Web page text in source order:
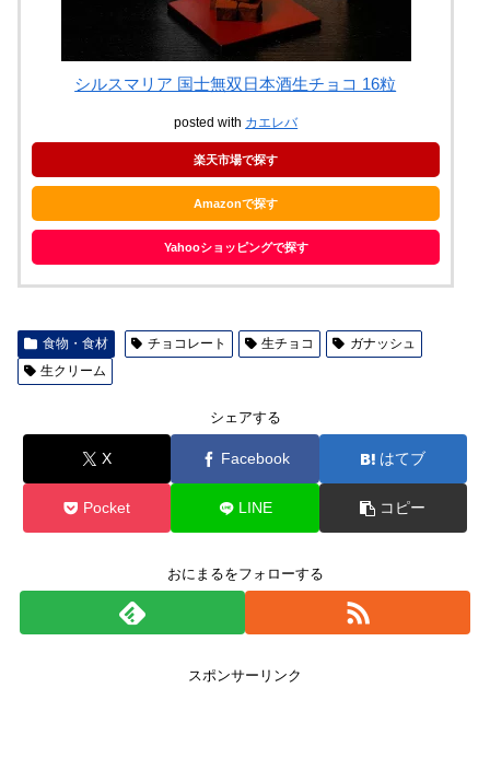
シルスマリア 国士無双日本酒生チョコ 16粒
posted with カエレバ
楽天市場で探す
Amazonで探す
Yahooショッピングで探す
食物・食材 チョコレート 生チョコ
ガナッシュ
生クリーム
シェアする
X Facebook はてブ
Pocket LINE コピー
おにまるをフォローする
スポンサーリンク